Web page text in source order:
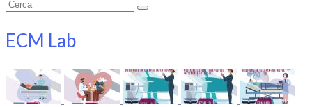
Cerca:
ECM Lab